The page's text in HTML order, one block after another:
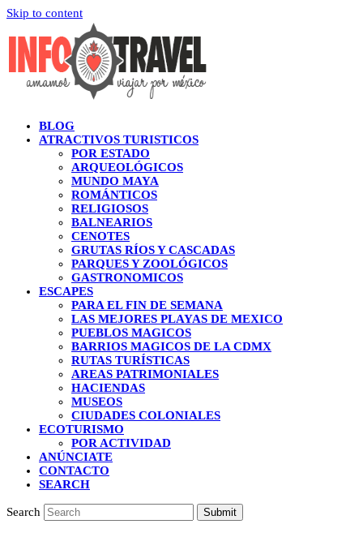
Skip to content
BLOG
ATRACTIVOS TURISTICOS
POR ESTADO
ARQUEOLÓGICOS
MUNDO MAYA
ROMÁNTICOS
RELIGIOSOS
BALNEARIOS
CENOTES
GRUTAS RÍOS Y CASCADAS
PARQUES Y ZOOLÓGICOS
GASTRONOMICOS
ESCAPES
PARA EL FIN DE SEMANA
LAS MEJORES PLAYAS DE MEXICO
PUEBLOS MAGICOS
BARRIOS MAGICOS DE LA CDMX
RUTAS TURÍSTICAS
AREAS PATRIMONIALES
HACIENDAS
MUSEOS
CIUDADES COLONIALES
ECOTURISMO
POR ACTIVIDAD
ANÚNCIATE
CONTACTO
SEARCH
Search Submit